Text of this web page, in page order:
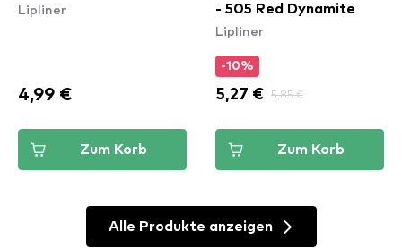
Lipliner
4,99 €
Zum Korb
- 505 Red Dynamite
Lipliner
-10%
5,27 € 5,85 €
Zum Korb
Alle Produkte anzeigen